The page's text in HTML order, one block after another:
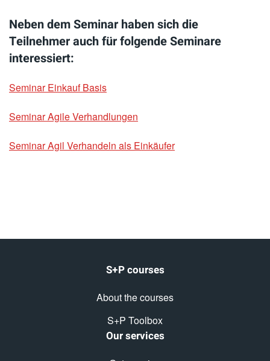
Neben dem Seminar haben sich die
Teilnehmer auch für folgende Seminare
interessiert:
Seminar Einkauf Basis
Seminar Agile Verhandlungen
Seminar Agil Verhandeln als Einkäufer
S+P courses
About the courses
S+P Toolbox
Our services